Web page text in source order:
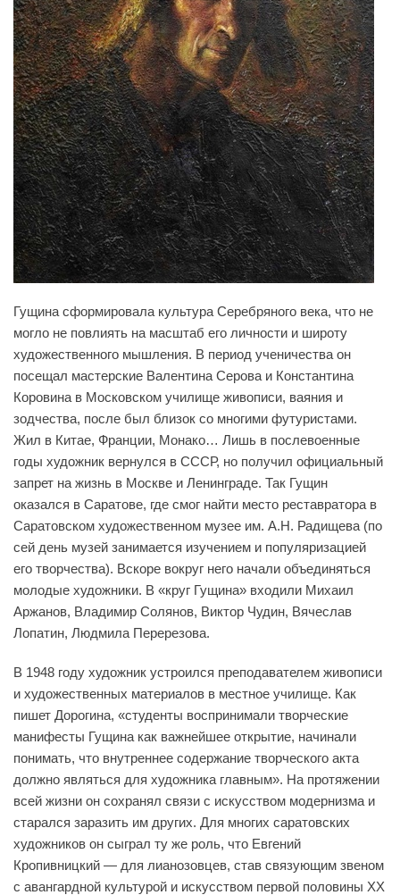
Гущина сформировала культура Серебряного века, что не
могло не повлиять на масштаб его личности и широту
художественного мышления. В период ученичества он
посещал мастерские Валентина Серова и Константина
Коровина в Московском училище живописи, ваяния и
зодчества, после был близок со многими футуристами.
Жил в Китае, Франции, Монако… Лишь в послевоенные
годы художник вернулся в СССР, но получил официальный
запрет на жизнь в Москве и Ленинграде. Так Гущин
оказался в Саратове, где смог найти место реставратора в
Саратовском художественном музее им. А.Н. Радищева (по
сей день музей занимается изучением и популяризацией
его творчества). Вскоре вокруг него начали объединяться
молодые художники. В «круг Гущина» входили Михаил
Аржанов, Владимир Солянов, Виктор Чудин, Вячеслав
Лопатин, Людмила Перерезова.
В 1948 году художник устроился преподавателем живописи
и художественных материалов в местное училище. Как
пишет Дорогина, «студенты воспринимали творческие
манифесты Гущина как важнейшее открытие, начинали
понимать, что внутреннее содержание творческого акта
должно являться для художника главным». На протяжении
всей жизни он сохранял связи с искусством модернизма и
старался заразить им других. Для многих саратовских
художников он сыграл ту же роль, что Евгений
Кропивницкий — для лианозовцев, став связующим звеном
с авангардной культурой и искусством первой половины XX